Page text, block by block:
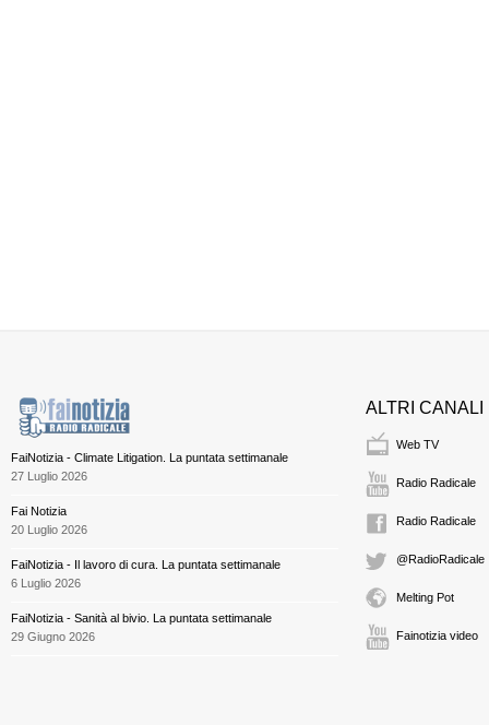
FaiNotizia - Climate Litigation. La puntata settimanale
27 Luglio 2026
Fai Notizia
20 Luglio 2026
FaiNotizia - Il lavoro di cura. La puntata settimanale
6 Luglio 2026
FaiNotizia - Sanità al bivio. La puntata settimanale
29 Giugno 2026
ALTRI CANALI
Web TV
Radio Radicale
Radio Radicale
@RadioRadicale
Melting Pot
Fainotizia video